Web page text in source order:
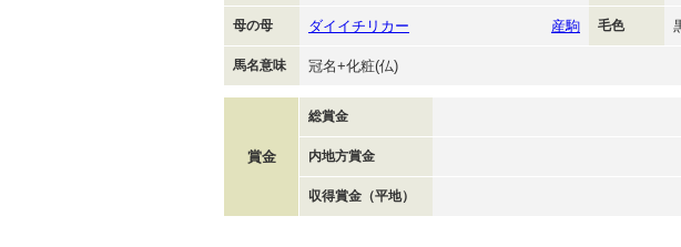
母の母 ダイイチリカー 産駒 毛色
馬名意味 冠名+化粧(仏)
賞金
総賞金
内地方賞金
収得賞金（平地）